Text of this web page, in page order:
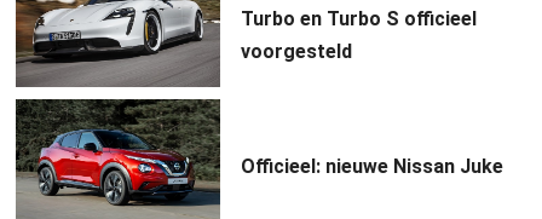
Turbo en Turbo S officieel
voorgesteld
Officieel: nieuwe Nissan Juke